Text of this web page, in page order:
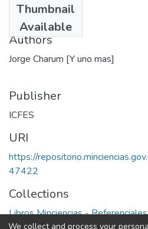
Thumbnail
Available
1995
Authors
Jorge Charum [Y uno mas]
Publisher
ICFES
URI
https://
47422
Collections
Libros Minciencias - Referenciales
We collect and process your